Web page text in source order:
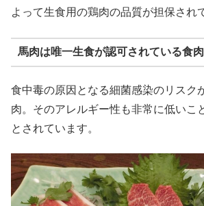
よって生食用の鶏肉の品質が担保され
馬肉は唯一生食が認可されている食肉
食中毒の原因となる細菌感染のリスク
肉。そのアレルギー性も非常に低いこ
とされています。